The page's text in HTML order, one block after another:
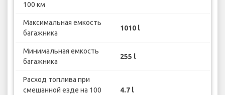
100 км
Максимальная емкость
багажника
1010 l
Минимальная емкость
багажника
255 l
Расход топлива при
смешанной езде на 100
4.7 l